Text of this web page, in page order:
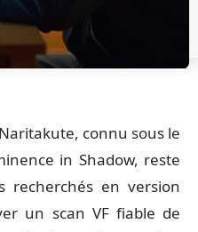
connu sous le
in Shadow, reste
recherchés en version
un scan VF fiable de